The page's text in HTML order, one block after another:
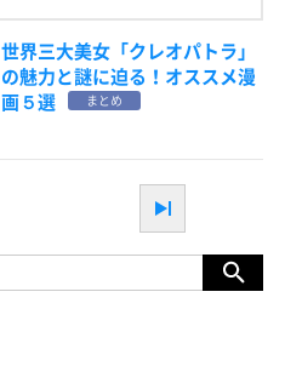
世界三大美女「クレオパトラ」
の魅力と謎に迫る！オススメ漫
画５選
まとめ